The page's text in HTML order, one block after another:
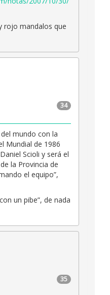
rojo mandalos que
34
mundo con la
Mundial de 1986
Scioli y será el
la Provincia de
el equipo”,
un pibe”, de nada
35